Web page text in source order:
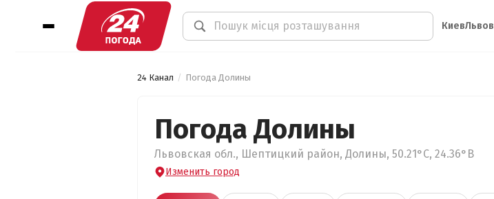
КиевЛьвов
24 Канал Погода Долины
Погода Долины
Львовская обл., Шептицкий район, Долины, 50.21°С, 24.36°В
Изменить город